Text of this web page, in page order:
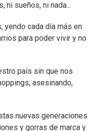
ni sueños, ni nada...
yendo cada día más en
para poder vivir y no
país sin que nos
asesinando,
nuevas generaciones
y gorras de marca y